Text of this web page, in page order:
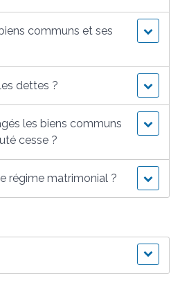
communs et ses
dettes ?
les biens communs
cesse ?
régime matrimonial ?